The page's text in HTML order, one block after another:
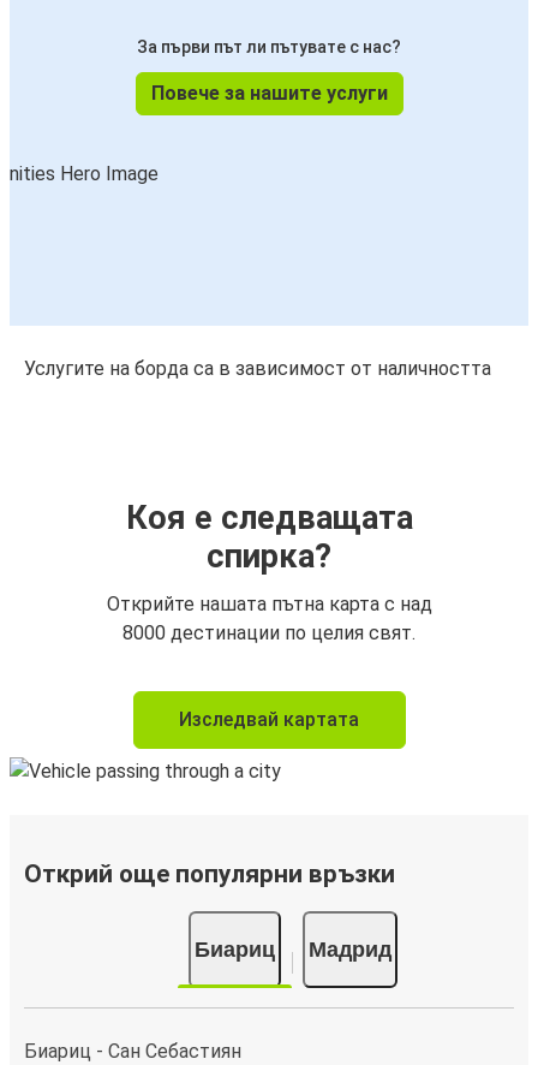
За първи път ли пътувате с нас?
Повече за нашите услуги
Услугите на борда са в зависимост от наличността
Коя е следващата
спирка?
Открийте нашата пътна карта с над
8000 дестинации по целия свят.
Изследвай картата
Открий още популярни връзки
Биариц Мадрид
Биариц - Сан Себастиян